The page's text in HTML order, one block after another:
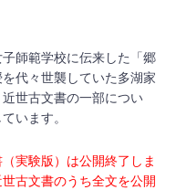
師範学校に伝来した「郷
代々世襲していた多湖家
世古文書の一部につい
います。
実験版）は公開終了しま
古文書のうち全文を公開